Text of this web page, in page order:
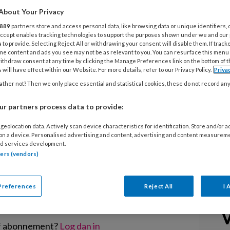
Zaken en Klimaat
Mona Keijzer
over de regeldruk voor
op dit gesprek vraagt de
hoeveel tijd zijn
lezen?
lees 2 artikelen gratis per maand
Log dan in
Your Privacy
889 partners store and access personal data, like browsing data or unique identifiers,
enables tracking technologies to support the purposes shown under we and
to provide. Selecting Reject All or withdrawing your consent will disable them. If
content and ads you see may not be as relevant to you. You can resurface this
consent at any time by clicking the Manage Preferences link on the bottom of
will have effect within our Website. For more details, refer to our Privacy Policy.
not? Then we only place essential and statistical cookies, these do not record
partners process data to provide:
data. Actively scan device characteristics for identification. Store and/or
a device. Personalised advertising and content, advertising and content
services development.
(vendors)
Reject All I